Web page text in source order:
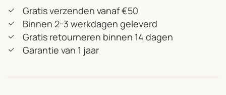
Gratis verzenden vanaf €50
Binnen 2-3 werkdagen geleverd
Gratis retourneren binnen 14 dagen
Garantie van 1 jaar